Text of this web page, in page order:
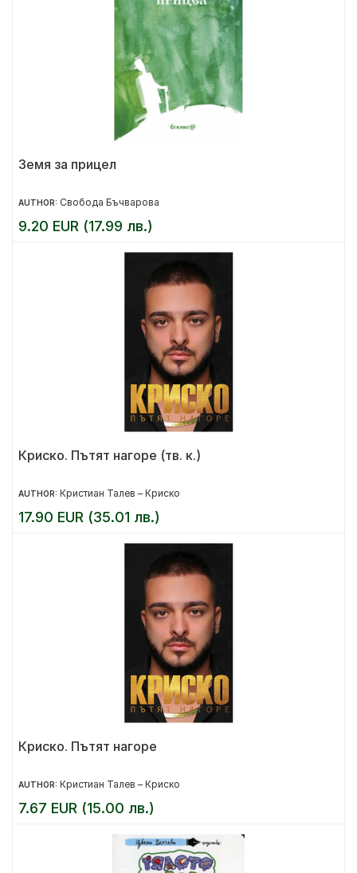
Земя за прицел
AUTHOR: Свобода Бъчварова
9.20 EUR (17.99 лв.)
Криско. Пътят нагоре (тв. к.)
AUTHOR: Кристиан Талев – Криско
17.90 EUR (35.01 лв.)
Криско. Пътят нагоре
AUTHOR: Кристиан Талев – Криско
7.67 EUR (15.00 лв.)